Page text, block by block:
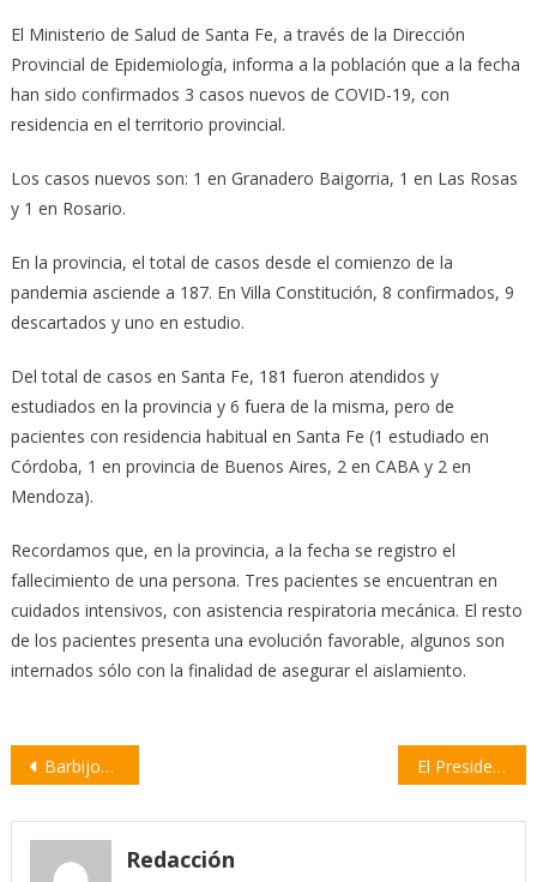
El Ministerio de Salud de Santa Fe, a través de la Dirección
Provincial de Epidemiología, informa a la población que a la fecha
han sido confirmados 3 casos nuevos de COVID-19, con
residencia en el territorio provincial.
Los casos nuevos son: 1 en Granadero Baigorria, 1 en Las Rosas
y 1 en Rosario.
En la provincia, el total de casos desde el comienzo de la
pandemia asciende a 187. En Villa Constitución, 8 confirmados, 9
descartados y uno en estudio.
Del total de casos en Santa Fe, 181 fueron atendidos y
estudiados en la provincia y 6 fuera de la misma, pero de
pacientes con residencia habitual en Santa Fe (1 estudiado en
Córdoba, 1 en provincia de Buenos Aires, 2 en CABA y 2 en
Mendoza).
Recordamos que, en la provincia, a la fecha se registro el
fallecimiento de una persona. Tres pacientes se encuentran en
cuidados intensivos, con asistencia respiratoria mecánica. El resto
de los pacientes presenta una evolución favorable, algunos son
internados sólo con la finalidad de asegurar el aislamiento.
Navegación
entradas
Barbijos caseros: recomiendan su uso solo en zonas con transmisión local o comunitaria El Presidente evalúa extender la cuarentena hasta el 23 de abril
Redacción